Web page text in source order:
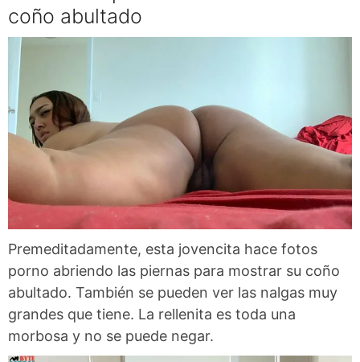
coño abultado
Premeditadamente, esta jovencita hace fotos
porno abriendo las piernas para mostrar su coño
abultado. También se pueden ver las nalgas muy
grandes que tiene. La rellenita es toda una
morbosa y no se puede negar.